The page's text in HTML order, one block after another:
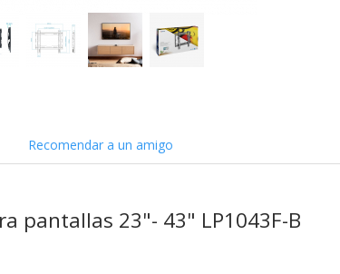
Recomendar a un amigo
pantallas 23"- 43" LP1043F-B